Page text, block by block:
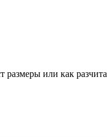
или как